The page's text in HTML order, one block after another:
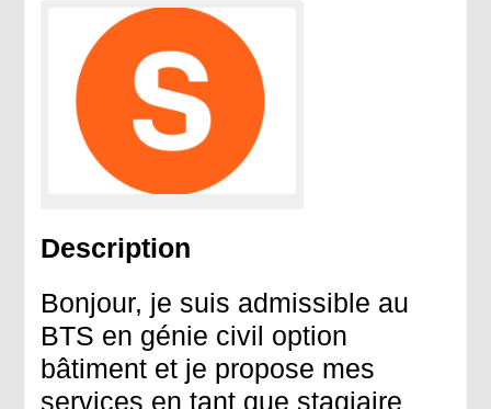
Description
Bonjour, je suis admissible au
BTS en génie civil option
bâtiment et je propose mes
services en tant que stagiaire